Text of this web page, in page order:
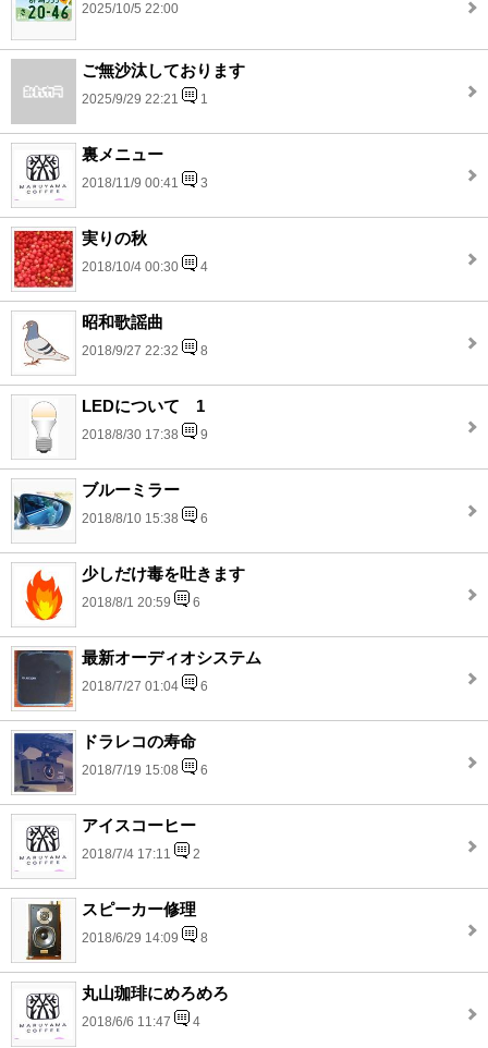
2025/10/5 22:00
ご無沙汰しております
2025/9/29 22:21 1
裏メニュー
2018/11/9 00:41 3
実りの秋
2018/10/4 00:30 4
昭和歌謡曲
2018/9/27 22:32 8
LEDについて 1
2018/8/30 17:38 9
ブルーミラー
2018/8/10 15:38 6
少しだけ毒を吐きます
2018/8/1 20:59 6
最新オーディオシステム
2018/7/27 01:04 6
ドラレコの寿命
2018/7/19 15:08 6
アイスコーヒー
2018/7/4 17:11 2
スピーカー修理
2018/6/29 14:09 8
丸山珈琲にめろめろ
2018/6/6 11:47 4